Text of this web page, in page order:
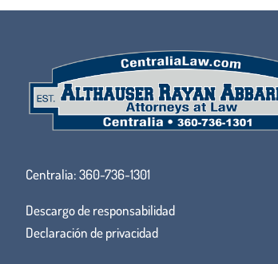
Centralia:360-736-1301
Descargo de responsabilidad
Declaración de privacidad